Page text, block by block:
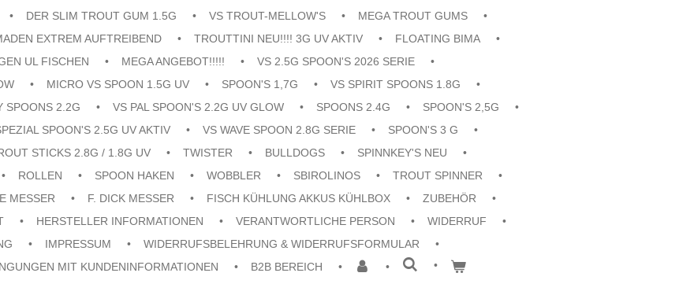
DER SLIM TROUT GUM 1.5G VS TROUT-MELLOW'S
MEGA TROUT GUMS
EXTREM AUFTREIBEND TROUTTINI NEU!!!! 3G UV AKTIV
FLOATING BIMA
UL FISCHEN MEGA ANGEBOT!!!!!
VS 2.5G SPOON'S 2026 SERIE
MICRO VS SPOON 1.5G UV SPOON'S 1,7G
VS SPIRIT SPOONS 1.8G
SPOONS 2.2G VS PAL SPOON'S 2.2G UV GLOW SPOONS 2.4G
SPOON'S 2,5G
SPOON'S 2.5G UV AKTIV VS WAVE SPOON 2.8G SERIE
SPOON'S 3 G
STICKS 2.8G / 1.8G UV TWISTER BULLDOGS
SPINNKEY'S NEU
ROLLEN SPOON HAKEN WOBBLER SBIROLINOS
TROUT SPINNER
MESSER F. DICK MESSER FISCH KÜHLUNG AKKUS KÜHLBOX
ZUBEHÖR
HERSTELLER INFORMATIONEN VERANTWORTLICHE PERSON
WIDERRUF
IMPRESSUM
WIDERRUFSBELEHRUNG & WIDERRUFSFORMULAR
MIT KUNDENINFORMATIONEN
B2B BEREICH